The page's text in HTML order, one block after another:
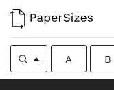
A B